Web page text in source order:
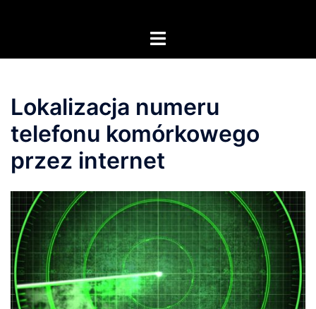
Przełącz
Lokalizacja numeru
telefonu komórkowego
przez internet